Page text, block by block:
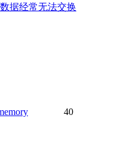
据经常无法交换
40